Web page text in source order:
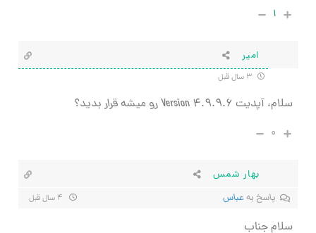
۱
امیر
سلام، آپدیت Version 4.9.9.6 رو میشه قرار بدید؟
۰
بهار شمس
پاسخ بهعباس
سلام جناب